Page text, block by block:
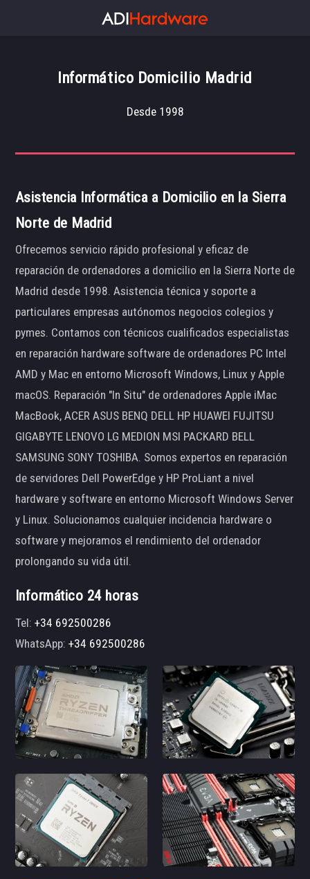
Informático Domicilio Madrid
Desde 1998
Asistencia Informática a Domicilio en la Sierra
Norte de Madrid
Ofrecemos servicio rápido profesional y eficaz de
reparación de ordenadores a domicilio en la Sierra Norte de
Madrid desde 1998. Asistencia técnica y soporte a
particulares empresas autónomos negocios colegios y
pymes. Contamos con técnicos cualificados especialistas
en reparación hardware software de ordenadores PC Intel
AMD y Mac en entorno Microsoft Windows, Linux y Apple
macOS. Reparación "In Situ" de ordenadores Apple iMac
MacBook, ACER ASUS BENQ DELL HP HUAWEI FUJITSU
GIGABYTE LENOVO LG MEDION MSI PACKARD BELL
SAMSUNG SONY TOSHIBA. Somos expertos en reparación
de servidores Dell PowerEdge y HP ProLiant a nivel
hardware y software en entorno Microsoft Windows Server
y Linux. Solucionamos cualquier incidencia hardware o
software y mejoramos el rendimiento del ordenador
prolongando su vida útil.
Informático 24 horas
Tel:+34 692500286
WhatsApp:+34 692500286